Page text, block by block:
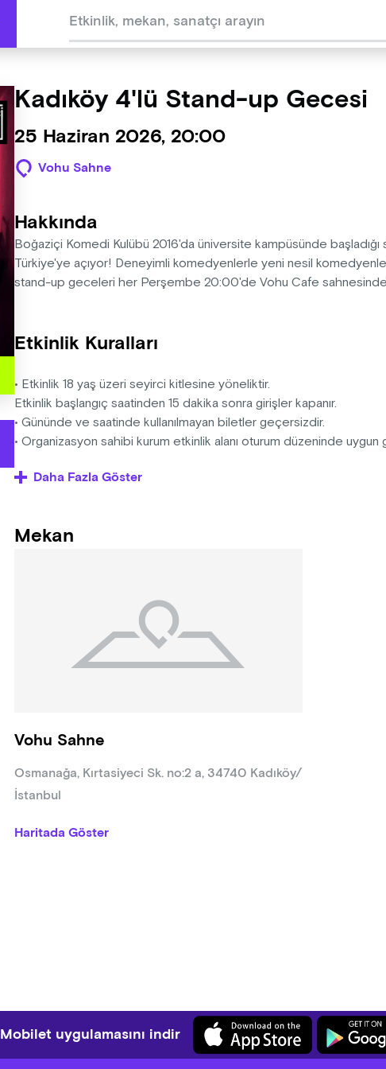
Kadıköy 4'lü Stand-up Gecesi
25 Haziran 2026, 20:00
Vohu Sahne
Hakkında
Boğaziçi Komedi Kulübü 2016'da üniversite kampüsünde
Türkiye'ye açıyor! Deneyimli komedyenlerle yeni nesil
stand-up geceleri her Perşembe 20:00'de Vohu Cafe
Etkinlik Kuralları
• Etkinlik 18 yaş üzeri seyirci kitlesine yöneliktir.
Etkinlik başlangıç saatinden 15 dakika sonra girişler kapanır.
• Gününde ve saatinde kullanılmayan biletler geçersizdir.
• Organizasyon sahibi kurum etkinlik alanı oturum düzeninde
yönlendirmesi doğrultusunda oturmayı kabul eder.
Daha Fazla Göster
Mekan
Vohu Sahne
Osmanağa, Kırtasiyeci Sk. no:2 a, 34740 Kadıköy/
İstanbul
Haritada Göster
Mobilet uygulamasını indir